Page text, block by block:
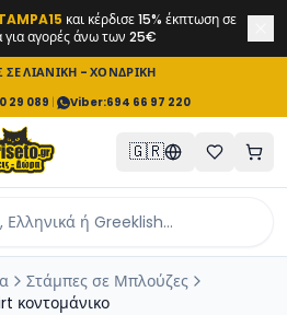
και κέρδισε 15% έκπτωση σε
για αγορές άνω των 25€
ΣΕ ΛΙΑΝΙΚΗ - ΧΟΝΔΡΙΚΗ
29 089 | Viber:694 66 97 220
🇬🇷
Στάμπες σε Μπλούζες
κοντομάνικο